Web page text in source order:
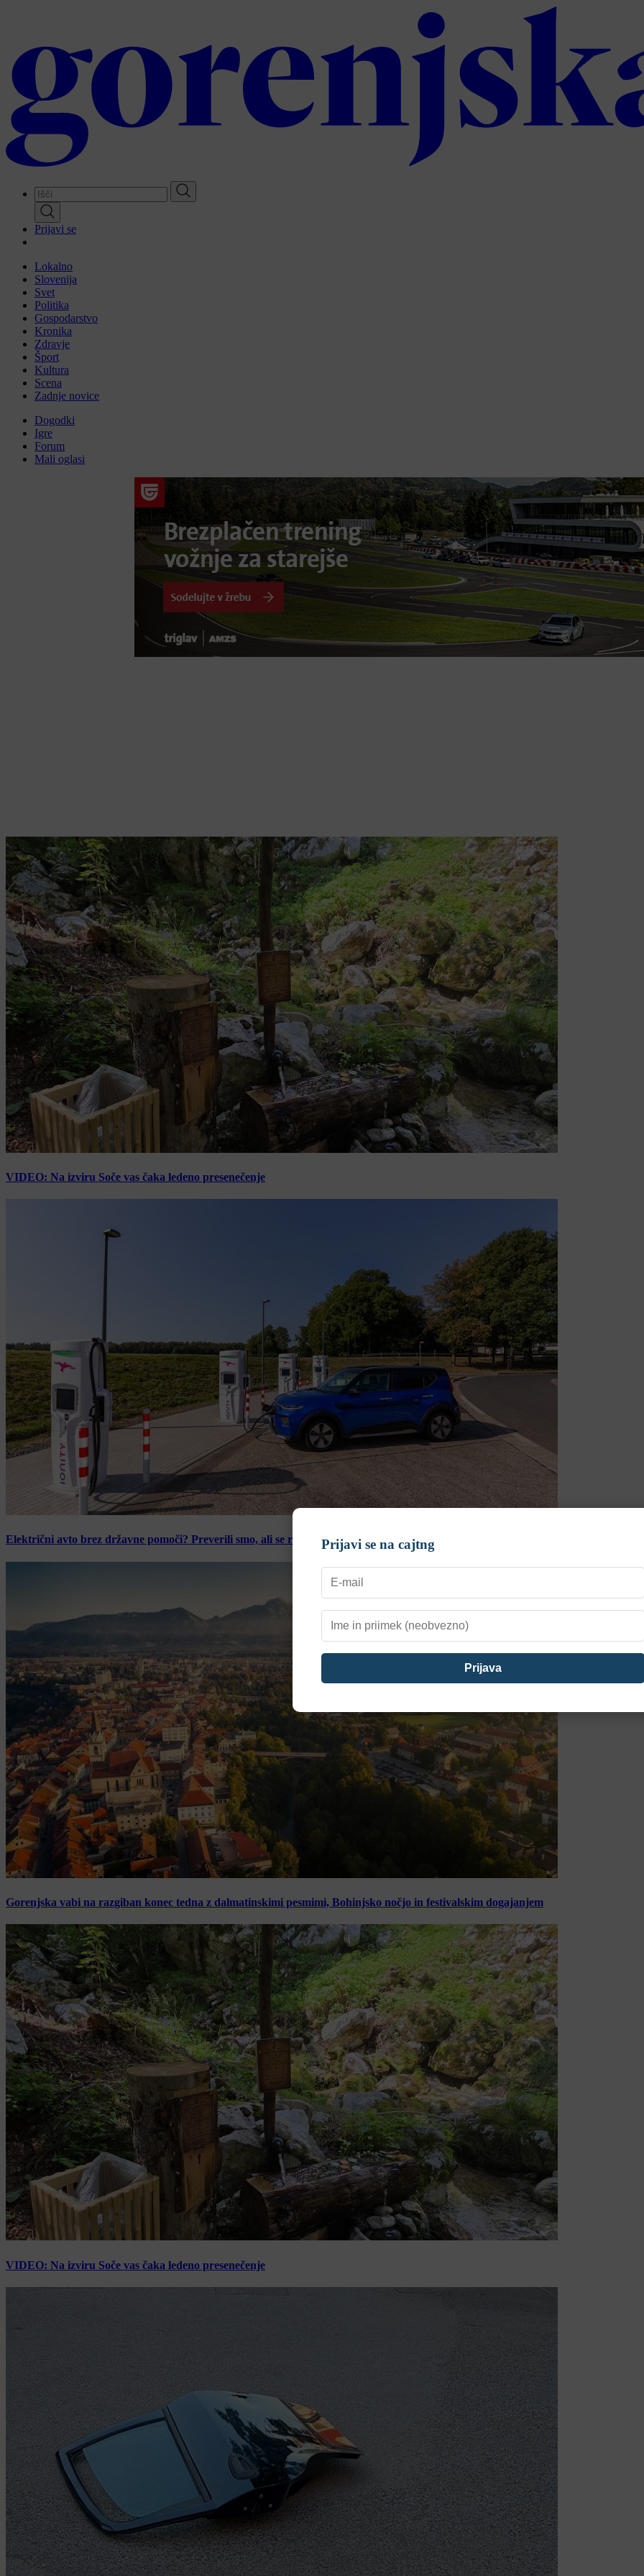
content
Prijavi se
Lokalno
Slovenija
Svet
Politika
Gospodarstvo
Kronika
Zdravje
Šport
Kultura
Scena
Zadnje novice
Dogodki
Igre
Forum
Mali oglasi
VIDEO: Na izviru Soče vas čaka ledeno presenečenje
Električni avto brez državne pomoči? Preverili smo, ali se računica še izide
Gorenjska vabi na razgiban konec tedna z dalmatinskimi pesmimi, Bohinjsko nočjo in festivalskim dogajanjem
VIDEO: Na izviru Soče vas čaka ledeno presenečenje
Prijavi se na cajtng